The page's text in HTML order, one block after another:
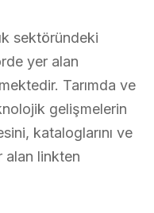
sektöründeki
yer alan
Tarımda ve
gelişmelerin
kataloglarını ve
alan linkten